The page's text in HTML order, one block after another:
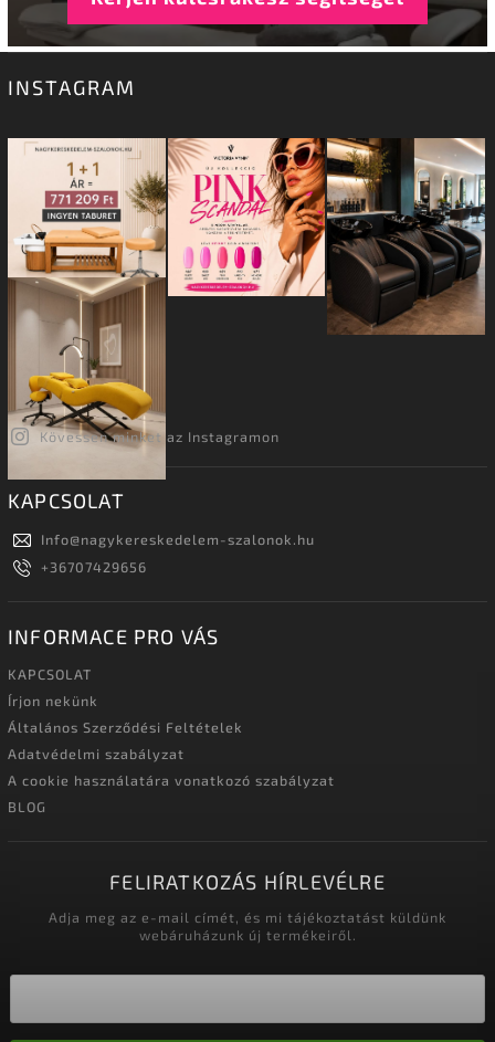
INSTAGRAM
Kövessen minket az Instagramon
KAPCSOLAT
Info@nagykereskedelem-szalonok.hu
+36707429656
INFORMACE PRO VÁS
KAPCSOLAT
Írjon nekünk
Általános Szerződési Feltételek
Adatvédelmi szabályzat
A cookie használatára vonatkozó szabályzat
BLOG
FELIRATKOZÁS HÍRLEVÉLRE
Adja meg az e-mail címét, és mi tájékoztatást küldünk
webáruházunk új termékeiről.